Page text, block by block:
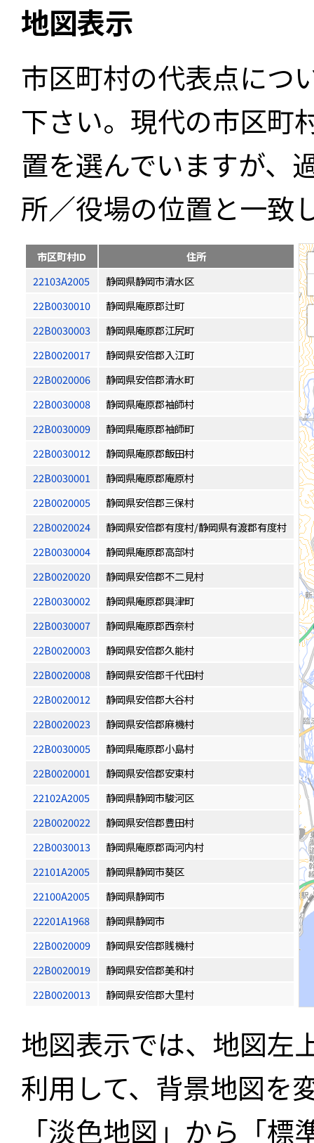
地図表示
市区町村の代表点につ
下さい。現代の市区町
置を選んでいますが、
所／役場の位置と一致
市区町村ID
住所
22103A2005
静岡県静岡市清水区
22B0030010
静岡県庵原郡辻町
22B0030003
静岡県庵原郡江尻町
22B0020017
静岡県安倍郡入江町
22B0020006
静岡県安倍郡清水町
22B0030008
静岡県庵原郡袖師村
22B0030009
静岡県庵原郡袖師町
22B0030012
静岡県庵原郡飯田村
22B0030001
静岡県庵原郡庵原村
22B0020005
静岡県安倍郡三保村
22B0020024
静岡県安倍郡有度村/静岡県有渡郡有度村
22B0030004
静岡県庵原郡高部村
22B0020020
静岡県安倍郡不二見村
22B0030002
静岡県庵原郡興津町
22B0030007
静岡県庵原郡西奈村
22B0020003
静岡県安倍郡久能村
22B0020008
静岡県安倍郡千代田村
22B0020012
静岡県安倍郡大谷村
22B0020023
静岡県安倍郡麻機村
22B0030005
静岡県庵原郡小島村
22B0020001
静岡県安倍郡安東村
22102A2005
静岡県静岡市駿河区
22B0020022
静岡県安倍郡豊田村
22B0030013
静岡県庵原郡両河内村
22101A2005
静岡県静岡市葵区
22100A2005
静岡県静岡市
22201A1968
静岡県静岡市
22B0020009
静岡県安倍郡賎機村
22B0020019
静岡県安倍郡美和村
22B0020013
静岡県安倍郡大里村
地図表示では、地図左
利用して、背景地図を
「淡色地図」から「